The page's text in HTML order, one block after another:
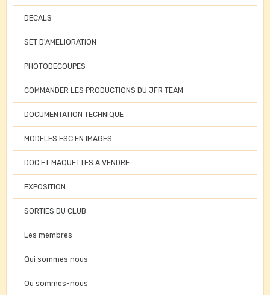
DECALS
SET D'AMELIORATION
PHOTODECOUPES
COMMANDER LES PRODUCTIONS DU JFR TEAM
DOCUMENTATION TECHNIQUE
MODELES FSC EN IMAGES
DOC ET MAQUETTES A VENDRE
EXPOSITION
SORTIES DU CLUB
Les membres
Qui sommes nous
Ou sommes-nous